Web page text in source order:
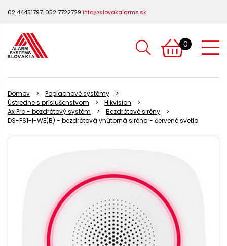
02 44451797, 052 7722729 info@slovakalarms.sk
0
Domov
Poplachové systémy
Ústredne s príslušenstvom
Hikvision
Ax Pro - bezdrôtový systém
Bezdrôtové sirény
DS-PS1-I-WE(B) - bezdrôtová vnútorná siréna - červené svetlo